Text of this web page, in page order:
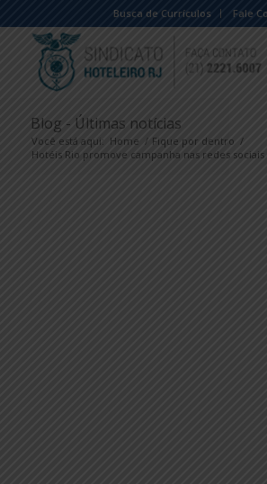
Busca de Currículos Fale
Blog - Últimas notícias
Você está aqui: Home / Fique por dentro /
Hotéis Rio promove campanha nas redes